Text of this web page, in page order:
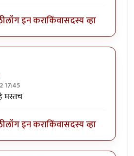
लॉग इन कराकिंवासदस्य व्हा
17:45
मस्तच
लॉग इन कराकिंवासदस्य व्हा